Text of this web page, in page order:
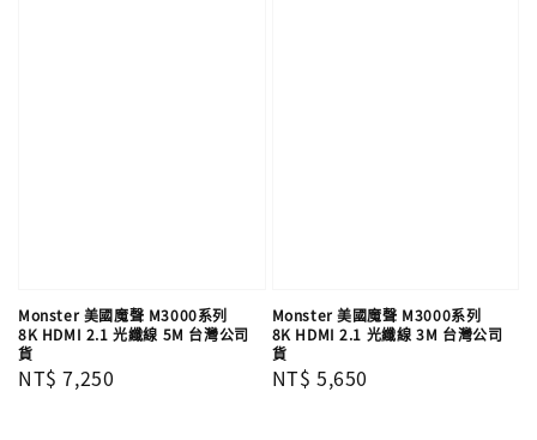
Monster 美國魔聲 M3000系列
8K HDMI 2.1 光纖線 5M 台灣公司
貨
Regular
NT$ 7,250
Monster 美國魔聲 M3000系列
8K HDMI 2.1 光纖線 3M 台灣公司
貨
Regular
NT$ 5,650